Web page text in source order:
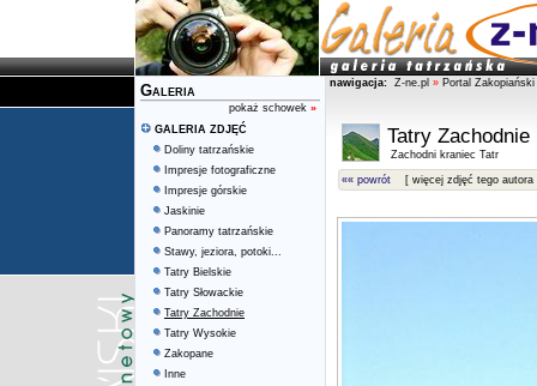
Galeria
pokaż schowek »
GALERIA ZDJĘĆ
Doliny tatrzańskie
Impresje fotograficzne
Impresje górskie
Jaskinie
Panoramy tatrzańskie
Stawy, jeziora, potoki...
Tatry Bielskie
Tatry Słowackie
Tatry Zachodnie
Tatry Wysokie
Zakopane
Inne
nawigacja: Z-ne.pl » Portal Zakopiański
Tatry Zachodnie
Zachodni kraniec Tatr
«« powrót [ więcej zdjęć tego autora